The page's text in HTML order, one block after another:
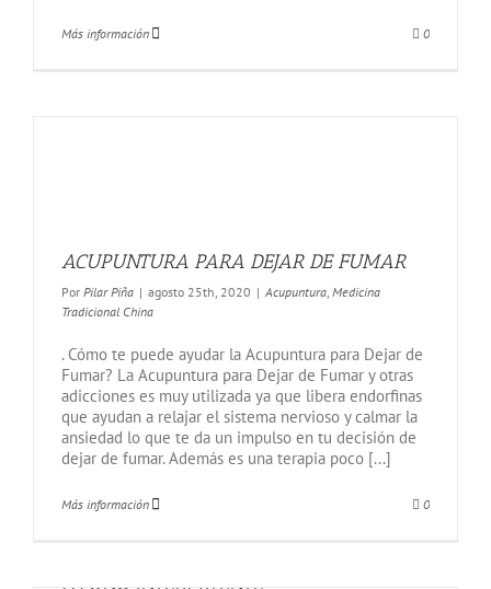
Más información 0
ACUPUNTURA PARA DEJAR DE FUMAR
Por Pilar Piña | agosto 25th, 2020 | Acupuntura, Medicina
Tradicional China
. Cómo te puede ayudar la Acupuntura para Dejar de
Fumar? La Acupuntura para Dejar de Fumar y otras
adicciones es muy utilizada ya que libera endorfinas
que ayudan a relajar el sistema nervioso y calmar la
ansiedad lo que te da un impulso en tu decisión de
dejar de fumar. Además es una terapia poco [...]
Más información 0
AYUNO INTERMITENTE